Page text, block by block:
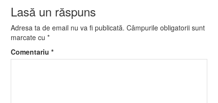
Lasă un răspuns
Adresa ta de email nu va fi publicată. Câmpurile obligatorii sunt
marcate cu*
Comentariu*